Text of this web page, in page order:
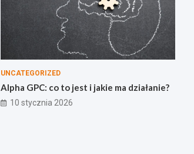
UNCATEGORIZED
Alpha GPC: co to jest i jakie ma działanie?
10 stycznia 2026